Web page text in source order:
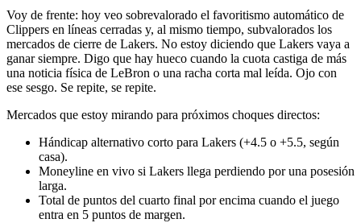
Voy de frente: hoy veo sobrevalorado el favoritismo automático de
Clippers en líneas cerradas y, al mismo tiempo, subvalorados los
mercados de cierre de Lakers. No estoy diciendo que Lakers vaya a
ganar siempre. Digo que hay hueco cuando la cuota castiga de más
una noticia física de LeBron o una racha corta mal leída. Ojo con
ese sesgo. Se repite, se repite.
Mercados que estoy mirando para próximos choques directos:
Hándicap alternativo corto para Lakers (+4.5 o +5.5, según
casa).
Moneyline en vivo si Lakers llega perdiendo por una posesión
larga.
Total de puntos del cuarto final por encima cuando el juego
entra en 5 puntos de margen.